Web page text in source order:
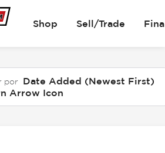
Shop Sell/Trade
por Date Added (Newest First)
Arrow Icon